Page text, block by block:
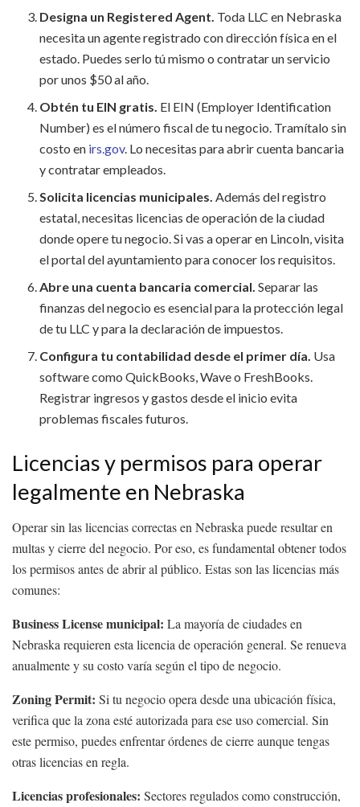
Designa un Registered Agent. Toda LLC en Nebraska
necesita un agente registrado con dirección física en el
estado. Puedes serlo tú mismo o contratar un servicio
por unos $50 al año.
Obtén tu EIN gratis. El EIN (Employer Identification
Number) es el número fiscal de tu negocio. Tramítalo sin
costo en irs.gov. Lo necesitas para abrir cuenta bancaria
y contratar empleados.
Solicita licencias municipales. Además del registro
estatal, necesitas licencias de operación de la ciudad
donde opere tu negocio. Si vas a operar en Lincoln, visita
el portal del ayuntamiento para conocer los requisitos.
Abre una cuenta bancaria comercial. Separar las
finanzas del negocio es esencial para la protección legal
de tu LLC y para la declaración de impuestos.
Configura tu contabilidad desde el primer día. Usa
software como QuickBooks, Wave o FreshBooks.
Registrar ingresos y gastos desde el inicio evita
problemas fiscales futuros.
Licencias y permisos para operar
legalmente en Nebraska
Operar sin las licencias correctas en Nebraska puede resultar en
multas y cierre del negocio. Por eso, es fundamental obtener todos
los permisos antes de abrir al público. Estas son las licencias más
comunes:
Business License municipal: La mayoría de ciudades en
Nebraska requieren esta licencia de operación general. Se renueva
anualmente y su costo varía según el tipo de negocio.
Zoning Permit: Si tu negocio opera desde una ubicación física,
verifica que la zona esté autorizada para ese uso comercial. Sin
este permiso, puedes enfrentar órdenes de cierre aunque tengas
otras licencias en regla.
Licencias profesionales: Sectores regulados como construcción,